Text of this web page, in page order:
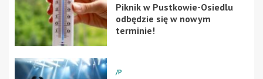
Piknik w Pustkowie-Osiedlu
odbędzie się w nowym
terminie!
/P